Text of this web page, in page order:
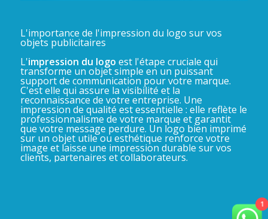
L'importance de l'impression du logo sur vos
objets publicitaires
L'impression du logo est l'étape cruciale qui
transforme un objet simple en un puissant
support de communication pour votre marque.
C'est elle qui assure la visibilité et la
reconnaissance de votre entreprise. Une
impression de qualité est essentielle : elle reflète le
professionnalisme de votre marque et garantit
que votre message perdure. Un logo bien imprimé
sur un objet utile ou esthétique renforce votre
image et laisse une impression durable sur vos
clients, partenaires et collaborateurs.
1